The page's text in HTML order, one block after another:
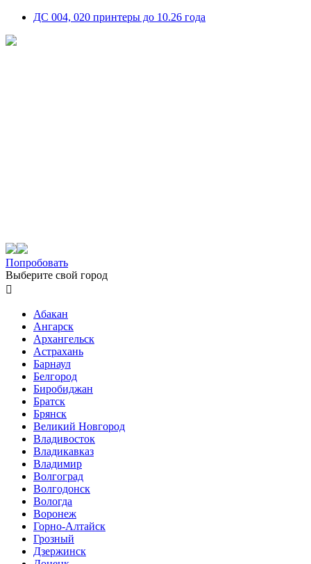
ДС 004, 020 принтеры до 10.26 года
Попробовать
Выберите свой город

Абакан
Ангарск
Архангельск
Астрахань
Барнаул
Белгород
Биробиджан
Братск
Брянск
Великий Новгород
Владивосток
Владикавказ
Владимир
Волгоград
Волгодонск
Вологда
Воронеж
Горно-Алтайск
Грозный
Дзержинск